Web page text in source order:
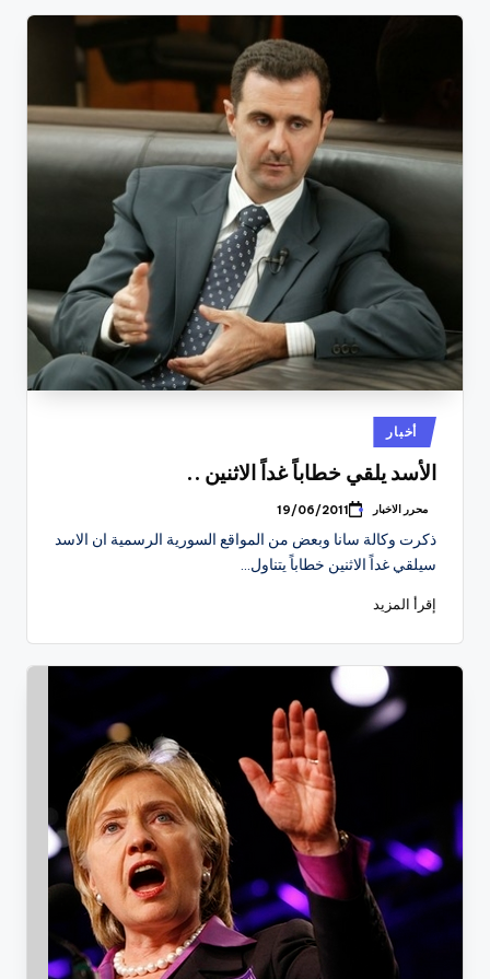
نُشر
في
أخبار
الأسد يلقي خطاباً غداً الاثنين ..
تمّ
بواسطة
محرر الاخبار 19/06/2011
ذكرت وكالة سانا وبعض من المواقع السورية الرسمية ان الاسد
سيلقي غداً الاثنين خطاباً يتناول…
إقرأ المزيد